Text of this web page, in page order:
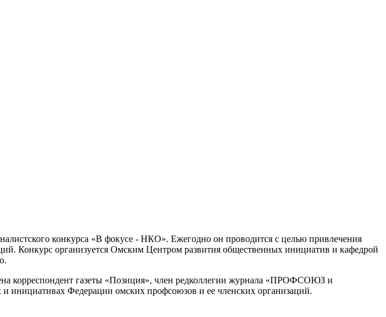
конкурса «В фокусе - НКО». Ежегодно он проводится с целью привлечения
Конкурс организуется Омским Центром развития общественных инициатив и кафедрой
корреспондент газеты «Позиция», член редколлегии журнала «ПРОФСОЮЗ и
инициативах Федерации омских профсоюзов и ее членских организаций.